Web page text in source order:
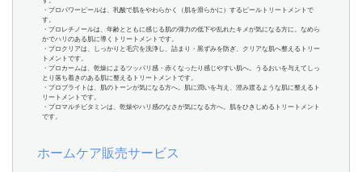
・プロパワーピールは、乳酸で肌をやわらかく（肌を滑らかに）するピールトリートメントで
す。
・プロレチノールは、年齢とともに感じる肌の弾力の低下や乱れたキメが気になる方に。なめら
かでハリのある肌に導くトリートメントです。
・プロクリアは、しっかりと毛穴を洗浄し、詰まり・黒ずみを防ぎ、クリアな肌へ整えるトリー
トメントです。
・プロカームは、乾燥によるツッパリ感・赤くなったり感じやすい肌へ。うるおいを与えてしっ
とり落ち着きのある肌に整えるトリートメントです。
・プロブライトは、肌のトーンが気になる方へ。肌に潤いを与え、澄み渡るような肌に整えるト
リートメントです。
・プロマルチビタミンは、乾燥やハリ感のなさが気になる方へ。肌をひきしめるトリートメント
です。
ホームケア販売サービス